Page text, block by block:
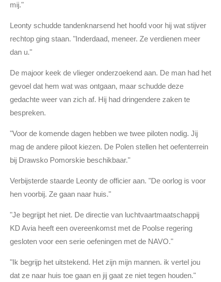
mij."
Leonty schudde tandenknarsend het hoofd voor hij wat stijver
rechtop ging staan. "Inderdaad, meneer. Ze verdienen meer
dan u."
De majoor keek de vlieger onderzoekend aan. De man had het
gevoel dat hem wat was ontgaan, maar schudde deze
gedachte weer van zich af. Hij had dringendere zaken te
bespreken.
"Voor de komende dagen hebben we twee piloten nodig. Jij
mag de andere piloot kiezen. De Polen stellen het oefenterrein
bij Drawsko Pomorskie beschikbaar."
Verbijsterde staarde Leonty de officier aan. "De oorlog is voor
hen voorbij. Ze gaan naar huis."
"Je begrijpt het niet. De directie van luchtvaartmaatschappij
KD Avia heeft een overeenkomst met de Poolse regering
gesloten voor een serie oefeningen met de NAVO."
"Ik begrijp het uitstekend. Het zijn mijn mannen. ik vertel jou
dat ze naar huis toe gaan en jij gaat ze niet tegen houden."